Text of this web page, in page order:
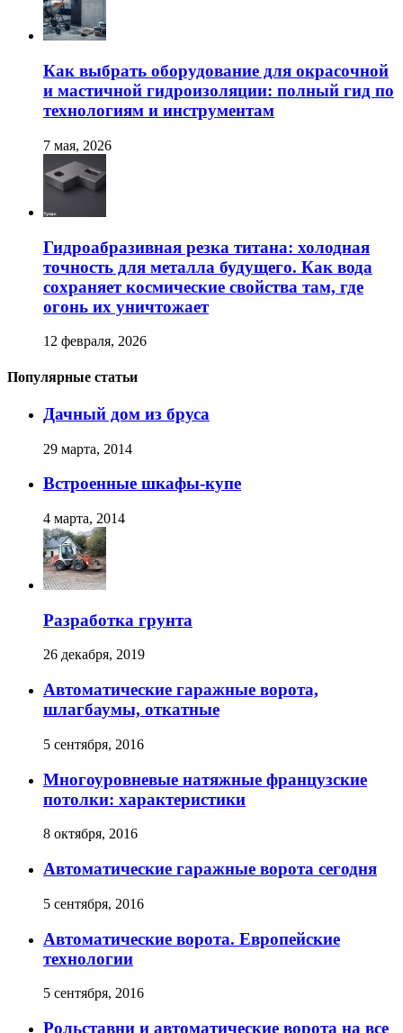
Как выбрать оборудование для окрасочной
и мастичной гидроизоляции: полный гид по
технологиям и инструментам
7 мая, 2026
Гидроабразивная резка титана: холодная
точность для металла будущего. Как вода
сохраняет космические свойства там, где
огонь их уничтожает
12 февраля, 2026
Популярные статьи
Дачный дом из бруса
29 марта, 2014
Встроенные шкафы-купе
4 марта, 2014
Разработка грунта
26 декабря, 2019
Автоматические гаражные ворота,
шлагбаумы, откатные
5 сентября, 2016
Многоуровневые натяжные французские
потолки: характеристики
8 октября, 2016
Автоматические гаражные ворота сегодня
5 сентября, 2016
Автоматические ворота. Европейские
технологии
5 сентября, 2016
Рольставни и автоматические ворота на все